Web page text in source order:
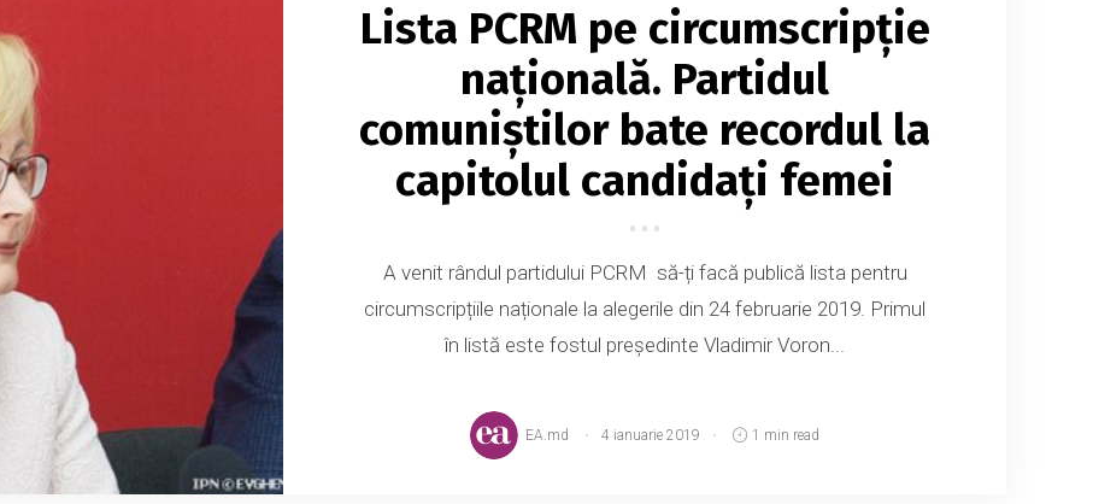
Lista PCRM pe circumscripție
națională. Partidul
comuniștilor bate recordul la
capitolul candidați femei
A venit rândul partidului PCRM să-ți facă publică lista pentru
circumscripțiile naționale la alegerile din 24 februarie 2019. Primul
în listă este fostul președinte Vladimir Voron...
EA.md 4 ianuarie 2019 1 min read